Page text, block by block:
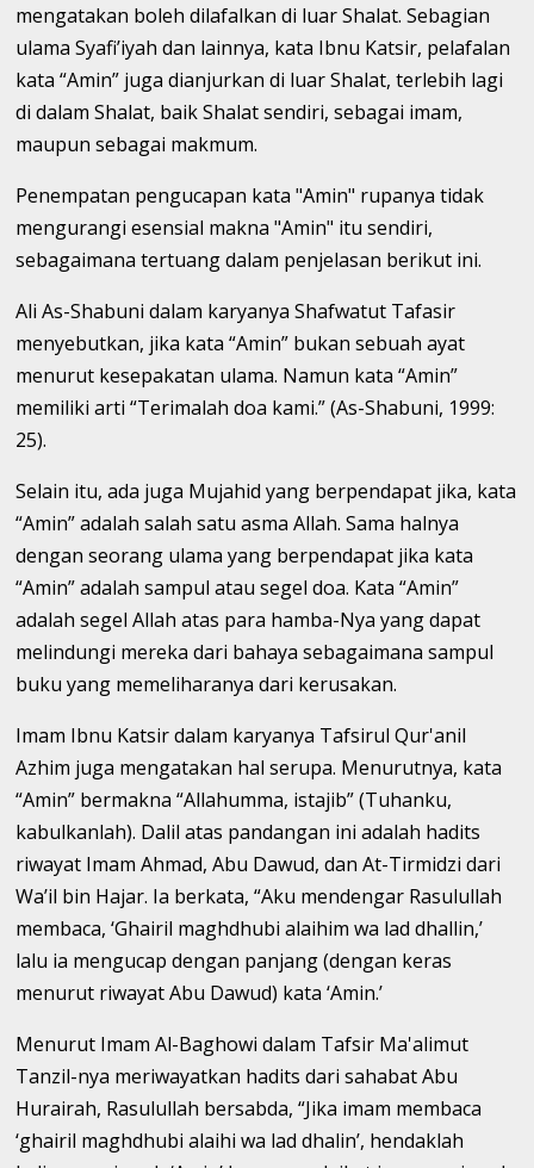
mengatakan boleh dilafalkan di luar Shalat. Sebagian
ulama Syafi’iyah dan lainnya, kata Ibnu Katsir, pelafalan
kata “Amin” juga dianjurkan di luar Shalat, terlebih lagi
di dalam Shalat, baik Shalat sendiri, sebagai imam,
maupun sebagai makmum.
Penempatan pengucapan kata "Amin" rupanya tidak
mengurangi esensial makna "Amin" itu sendiri,
sebagaimana tertuang dalam penjelasan berikut ini.
Ali As-Shabuni dalam karyanya Shafwatut Tafasir
menyebutkan, jika kata “Amin” bukan sebuah ayat
menurut kesepakatan ulama. Namun kata “Amin”
memiliki arti “Terimalah doa kami.” (As-Shabuni, 1999:
25).
Selain itu, ada juga Mujahid yang berpendapat jika, kata
“Amin” adalah salah satu asma Allah. Sama halnya
dengan seorang ulama yang berpendapat jika kata
“Amin” adalah sampul atau segel doa. Kata “Amin”
adalah segel Allah atas para hamba-Nya yang dapat
melindungi mereka dari bahaya sebagaimana sampul
buku yang memeliharanya dari kerusakan.
Imam Ibnu Katsir dalam karyanya Tafsirul Qur'anil
Azhim juga mengatakan hal serupa. Menurutnya, kata
“Amin” bermakna “Allahumma, istajib” (Tuhanku,
kabulkanlah). Dalil atas pandangan ini adalah hadits
riwayat Imam Ahmad, Abu Dawud, dan At-Tirmidzi dari
Wa’il bin Hajar. Ia berkata, “Aku mendengar Rasulullah
membaca, ‘Ghairil maghdhubi alaihim wa lad dhallin,’
lalu ia mengucap dengan panjang (dengan keras
menurut riwayat Abu Dawud) kata ‘Amin.’
Menurut Imam Al-Baghowi dalam Tafsir Ma'alimut
Tanzil-nya meriwayatkan hadits dari sahabat Abu
Hurairah, Rasulullah bersabda, “Jika imam membaca
‘ghairil maghdhubi alaihi wa lad dhalin’, hendaklah